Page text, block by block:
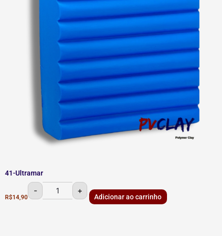
41-Ultramar
R$14,90
- +
Adicionar ao carrinho